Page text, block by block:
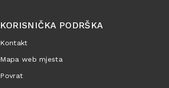
KORISNIČKA PODRŠKA
Kontakt
Mapa web mjesta
Povrat